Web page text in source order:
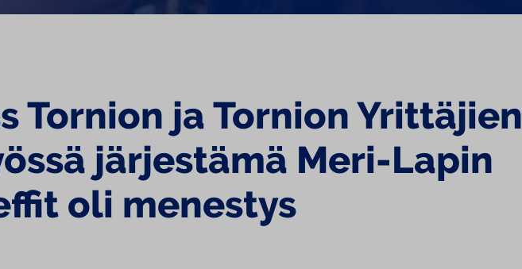
Tornion ja Tornion Yrittäjien
järjestämä Meri-Lapin
oli menestys